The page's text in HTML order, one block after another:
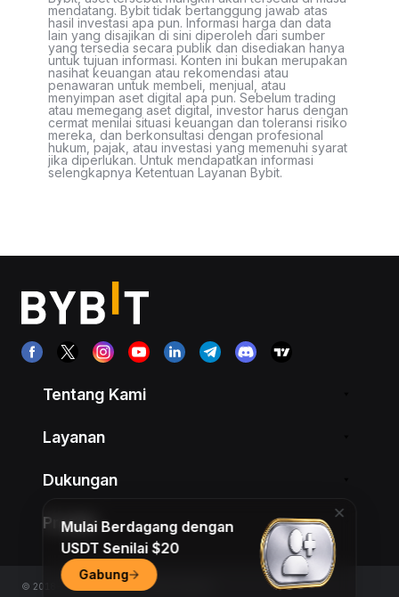
mendatang. Bybit tidak bertanggung jawab atas
hasil investasi apa pun. Informasi harga dan data
lain yang disajikan di sini diperoleh dari sumber
yang tersedia secara publik dan disediakan hanya
untuk tujuan informasi. Konten ini bukan merupakan
nasihat keuangan atau rekomendasi atau
penawaran untuk membeli, menjual, atau
menyimpan aset digital apa pun. Sebelum trading
atau memegang aset digital, investor harus dengan
cermat menilai situasi keuangan dan toleransi risiko
mereka, dan berkonsultasi dengan profesional
hukum, pajak, atau investasi yang memenuhi syarat
jika diperlukan. Untuk mendapatkan informasi
selengkapnya Ketentuan Layanan Bybit.
Tentang Kami
Layanan
Dukungan
Produk
© 2018-2026 Bybit.com. All rights reserved.
Mulai Berdagang dengan
USDT Senilai $20
Gabung